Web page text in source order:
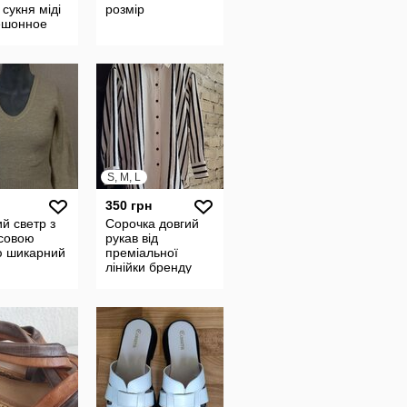
міді
24203
розмір
светр з
шикарний
S, M, L
350 грн
Сорочка довгий
рукав від
преміальної
лінійки бренду
44-46 розмір